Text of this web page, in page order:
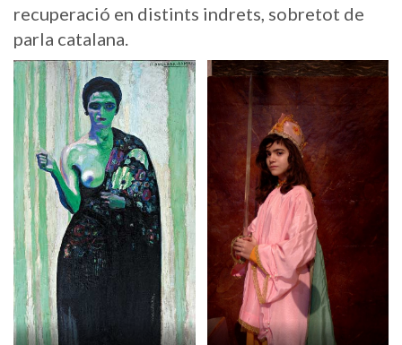
recuperació en distints indrets, sobretot de
parla catalana.